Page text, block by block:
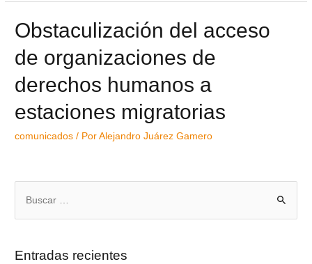
Obstaculización del acceso
de organizaciones de
derechos humanos a
estaciones migratorias
comunicados / PorAlejandro Juárez Gamero
Entradas recientes